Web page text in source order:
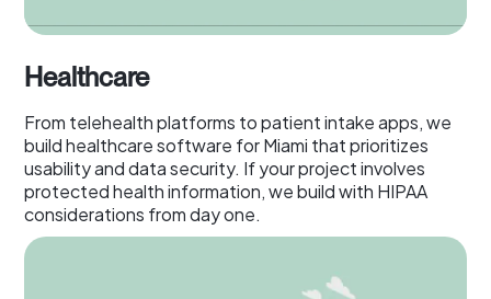
Healthcare
From telehealth platforms to patient intake apps, we
build healthcare software for Miami that prioritizes
usability and data security. If your project involves
protected health information, we build with HIPAA
considerations from day one.